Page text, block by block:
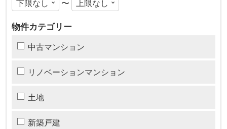
〜
物件カテゴリー
中古マンション
リノベーションマンション
土地
新築戸建